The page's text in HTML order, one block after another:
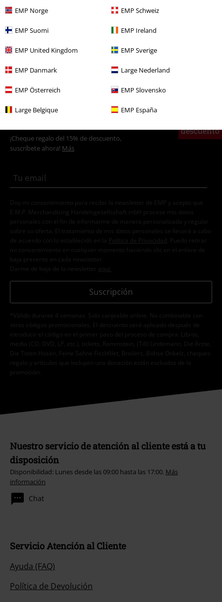
EMP Norge EMP Schweiz
EMP Suomi EMP Ireland
EMP United Kingdom EMP Sverige
EMP Danmark Large Nederland
EMP Österreich EMP Slovensko
Large Belgique EMP España
Hombre Ropa Camisetas
Entretenimiento
Ofertas % Ropa Camisetas & Tops Camisetas
Películas & TV Disney Camisetas & Tops Camisetas
descuento
¡Cheque regalo del 15% de descuento,
suscríbete ahora! Más
Doy mi consentimiento para recibir la newsletter de EMP y acepto que
E.M.P. Merchandising Handelsgesellschaft mbH procese mis datos
personales con el fin de informarme de manera personalizada y regular
sobre su oferta. El tratamiento de mis datos personales se llevará a cabo
de acuerdo con lo establecido en la
Política de Privacidad . Puedo retirar
mi consentimiento en cualquier momento haciendo clic en el enlace de
baja presente en cada newsletter.
Darme de baja de la newsletter
aquí
Suscripción
*Válido durante 4 semanas. Solo canjeable online. No combinable con
otros códigos promocionales. El descuento será aplicado después de
introducir el código en el primer paso del proceso de compra. Libros,
media (CD, DVD, LP, etc.), tickets, Rammstein, (Till) Lindemann, Die Ärzte,
Die Toten Hosen, Feine Sahne Fischfilet, Broilers, Böhse Onkelz, cheques-
regalo y artículos que incluyen una donación están excluidos de la
promoción.
Nuestro servicio de atención al cliente está a tu
disposición
Disponibilidad: Lunes desde las 09:00 hasta las 17:00. Más
información
Chat
Servicio Atención al Cliente
Ayuda (FAQ)
Política de Devolución